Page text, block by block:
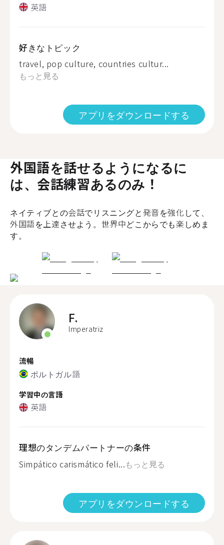
英語
好きなトピック
travel, pop culture, countries cultur...
もっと見る
アプリをダウンロードする
外国語を話せるようになるに
は、会話練習あるのみ！
ネイティブとの会話でリスニングと発音を強化して、
外国語を上達させよう。世界中どこからでも楽しめま
す。
F.
Imperatriz
流暢
ポルトガル語
学習中の言語
英語
理想のタンデムパートナーの条件
Simpático carismático feli...もっと見る
アプリをダウンロードする